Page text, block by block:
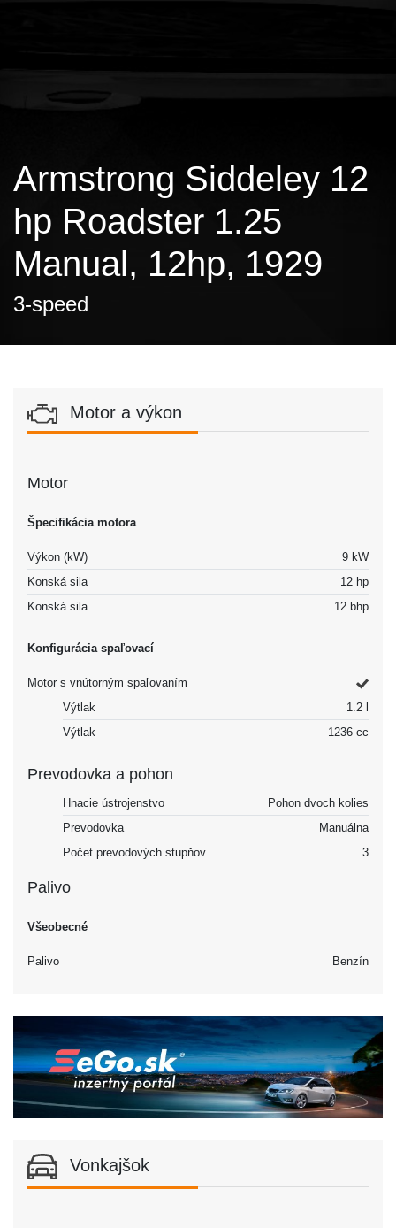
Armstrong Siddeley 12
hp Roadster 1.25
Manual, 12hp, 1929
3-speed
Motor a výkon
Motor
Špecifikácia motora
Výkon (kW)
9 kW
Konská sila
12 hp
Konská sila
12 bhp
Konfigurácia spaľovací
Motor s vnútorným spaľovaním
Výtlak
1.2 l
Výtlak
1236 cc
Prevodovka a pohon
Hnacie ústrojenstvo
Pohon dvoch kolies
Prevodovka
Manuálna
Počet prevodových stupňov
3
Palivo
Všeobecné
Palivo Benzín
Vonkajšok